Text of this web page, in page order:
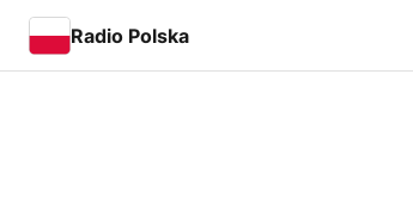
Radio Polska